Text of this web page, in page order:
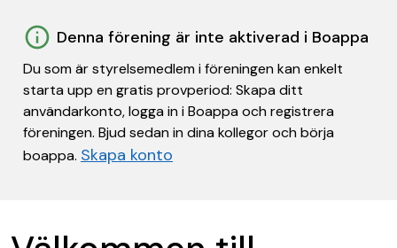
Denna förening är inte aktiverad i Boappa
Du som är styrelsemedlem i föreningen kan enkelt
starta upp en gratis provperiod: Skapa ditt
användarkonto, logga in i Boappa och registrera
föreningen. Bjud sedan in dina kollegor och börja
boappa. Skapa konto